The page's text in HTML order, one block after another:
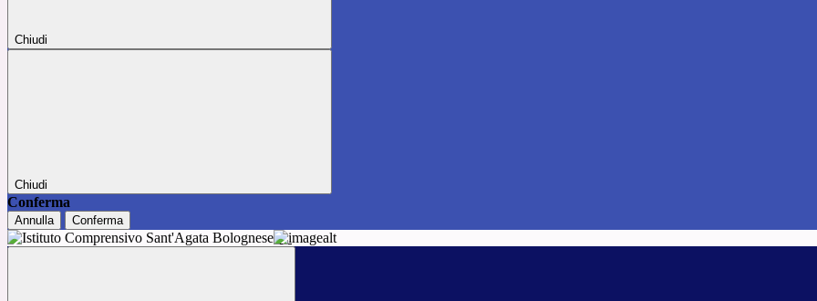
Chiudi
Chiudi
Conferma
Annulla Conferma